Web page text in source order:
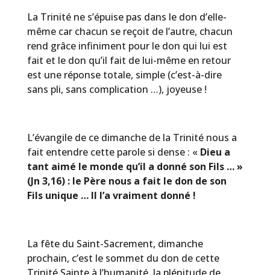
La Trinité ne s’épuise pas dans le don d’elle-
même car chacun se reçoit de l’autre, chacun
rend grâce infiniment pour le don qui lui est
fait et le don qu’il fait de lui-même en retour
est une réponse totale, simple (c’est-à-dire
sans pli, sans complication …), joyeuse !
L’évangile de ce dimanche de la Trinité nous a
fait entendre cette parole si dense : « Dieu a
tant aimé le monde qu’il a donné son Fils … »
(Jn 3,16) : le Père nous a fait le don de son
Fils unique … Il l’a vraiment donné !
La fête du Saint-Sacrement, dimanche
prochain, c’est le sommet du don de cette